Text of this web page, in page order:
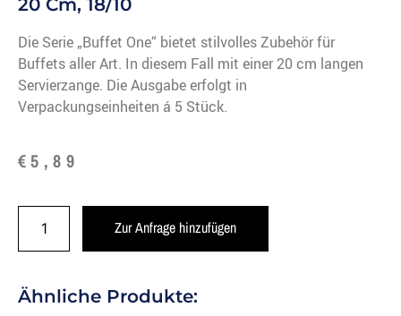
20 Cm, 18/10
Die Serie „Buffet One“ bietet stilvolles Zubehör für
Buffets aller Art. In diesem Fall mit einer 20 cm langen
Servierzange. Die Ausgabe erfolgt in
Verpackungseinheiten á 5 Stück.
€5,89
Zur Anfrage hinzufügen
Ähnliche Produkte: